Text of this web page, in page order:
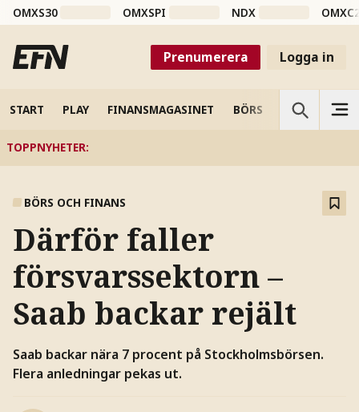
OMXS30 OMXSPI NDX
Prenumerera Logga in
START PLAY FINANSMAGASINET BÖRS VETENSKAP
TOPPNYHETER:
BÖRS OCH FINANS
Därför faller
försvarssektorn –
Saab backar rejält
Saab backar nära 7 procent på Stockholmsbörsen.
Flera anledningar pekas ut.